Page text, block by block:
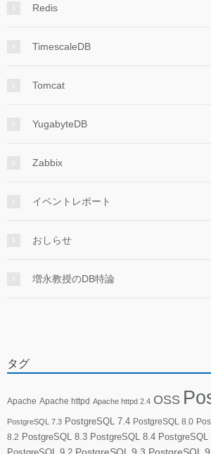
Redis
TimescaleDB
Tomcat
YugabyteDB
Zabbix
イベントレポート
おしらせ
増永教授のDB特論
タグ
Apache Apache httpd Apache httpd 2.4 OSS
PostgreSQL 7.3 PostgreSQL 7.4 PostgreSQL 8.0
8.2 PostgreSQL 8.3 PostgreSQL 8.4 PostgreSQL